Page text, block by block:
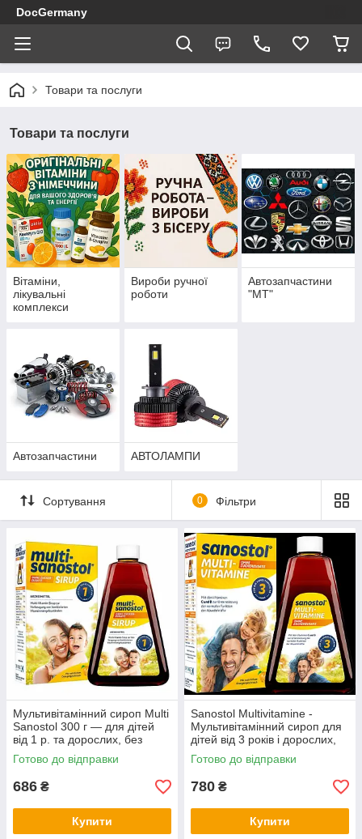
DocGermany
Товари та послуги
Товари та послуги
Вітаміни,
лікувальні
комплекси
Вироби ручної
роботи
Автозапчастини
"МТ"
Автозапчастини АВТОЛАМПИ
Сортування 0 Фільтри
Мультивітамінний сироп Multi
Sanostol 300 г — для дітей
від 1 р. та дорослих, без
цукру, з апельсиновим
смаком, Німеччина
Готово до відправки
686 ₴
Купити
Sanostol Multivitamine -
Мультивітамінний сироп для
дітей від 3 років і дорослих,
без цукру, з натуральним
апельсиновим смаком
Готово до відправки
780 ₴
Купити